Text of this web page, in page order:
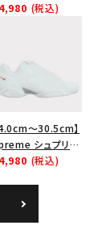
Max 2 CB 94
(税込)
～30.5cm】
シュプリー
Nike
ホワイト 白
(税込)